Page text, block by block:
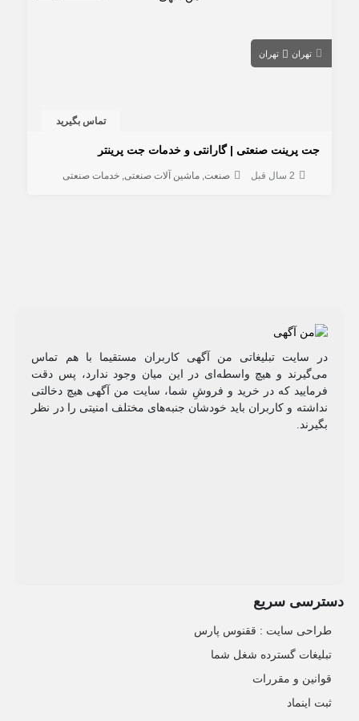
تهران تهران
تماس بگیرید
جت پرینت صنعتی | گارانتی و خدمات جت پرینتر
2 سال قبل صنعت ماشین آلات صنعتی خدمات صنعتی
در سایت تبلیغاتی من آگهی کاربران مستقیما با هم تماس
می‌گیرند و هیچ واسطه‌ای در این میان وجود ندارد، پس دقت
فرمایید که در خرید و فروشِ شما، سایت من آگهی هیچ دخالتی
نداشته و کاربران باید خودشان جنبه‌های مختلف امنیتی را در نظر
بگیرند.
دسترسی سریع
طراحی سایت :‌ ققنوس پارس
تبلیغات گسترده شغل شما
قوانین و مقررات
ثبت اینماد